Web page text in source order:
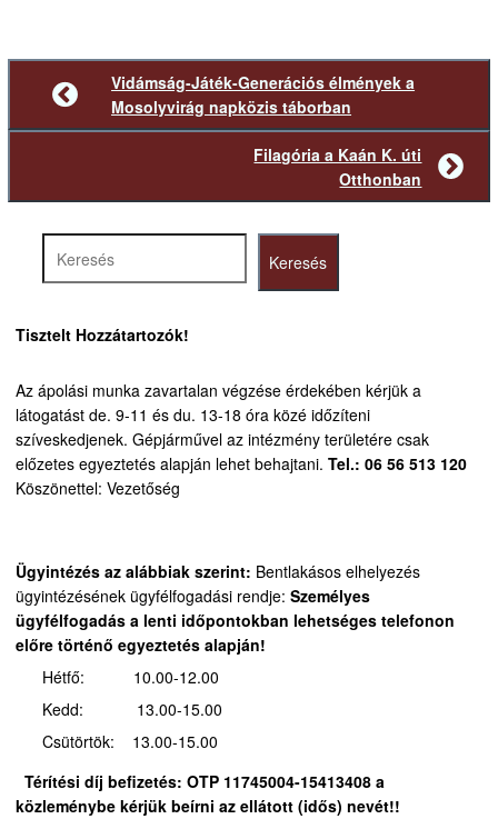
Előző
bejegyzés
Vidámság-Játék-Generációs élmények a
Mosolyvirág napközis táborban
bejegyzés
Filagória a Kaán K. úti
Otthonban
Keresés
Tisztelt Hozzátartozók!
Az ápolási munka zavartalan végzése érdekében kérjük a
látogatást de. 9-11 és du. 13-18 óra közé időzíteni
szíveskedjenek. Gépjárművel az intézmény területére csak
előzetes egyeztetés alapján lehet behajtani. Tel.: 06 56 513 120
Köszönettel: Vezetőség
Ügyintézés az alábbiak szerint: Bentlakásos elhelyezés
ügyintézésének ügyfélfogadási rendje: Személyes
ügyfélfogadás a lenti időpontokban lehetséges telefonon
előre történő egyeztetés alapján!
Hétfő: 10.00-12.00
Kedd: 13.00-15.00
Csütörtök: 13.00-15.00
Térítési díj befizetés: OTP 11745004-15413408 a
közleménybe kérjük beírni az ellátott (idős) nevét!!